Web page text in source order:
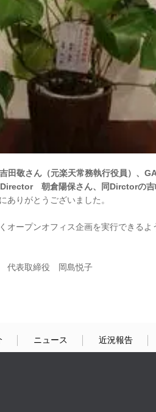
田敬さん（元楽天常務執行役員）、
朝倉陽保さん、同Dirctorの吉
ありがとうございました。
オープンオフィス企画を実行できる
代表取締役 岡島悦子
ニュース 近況報告